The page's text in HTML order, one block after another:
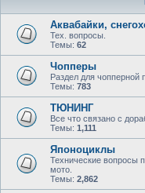
Аквабайки,
Тех. вопросы.
Темы: 62
Чопперы
Раздел для чопперной
Темы: 783
ТЮНИНГ
Все что связано с
Темы: 1,111
Японоциклы
Технические вопросы
мото.
Темы: 2,862